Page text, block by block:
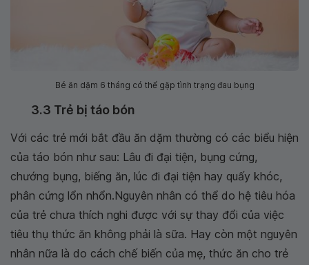
Bé ăn dặm 6 tháng có thể gặp tình trạng đau bụng
3.3 Trẻ bị táo bón
Với các trẻ mới bắt đầu ăn dặm thường có các biểu hiện
của táo bón như sau: Lâu đi đại tiện, bụng cứng,
chướng bụng, biếng ăn, lúc đi đại tiện hay quấy khóc,
phân cứng lổn nhổn.Nguyên nhân có thể do hệ tiêu hóa
của trẻ chưa thích nghi được với sự thay đổi của việc
tiêu thụ thức ăn không phải là sữa. Hay còn một nguyên
nhân nữa là do cách chế biến của mẹ, thức ăn cho trẻ